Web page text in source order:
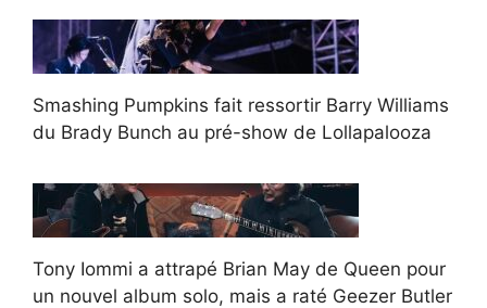
Smashing Pumpkins fait ressortir Barry Williams
du Brady Bunch au pré-show de Lollapalooza
Tony Iommi a attrapé Brian May de Queen pour
un nouvel album solo, mais a raté Geezer Butler